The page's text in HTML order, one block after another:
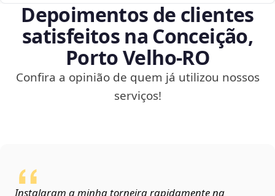
Depoimentos de clientes
satisfeitos na Conceição,
Porto Velho‑RO
Confira a opinião de quem já utilizou nossos
serviços!
Instalaram a minha torneira rapidamente na